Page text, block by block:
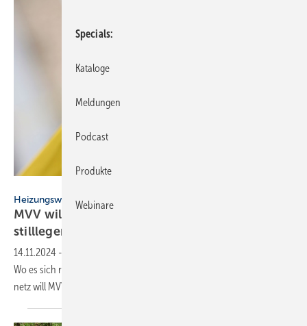
Heizungswende
MVV will in Mannheim das Gasnetz bis 2035
stilllegen
14.11.2024 -
Wo es sich rech­net: Fern­wärme. Sonst Wärme­pum­pen. Das Erd­gas­
netz will MVV Ener­gie bis 2035
Specials
Kataloge
Meldungen
Podcast
Produkte
Webinare